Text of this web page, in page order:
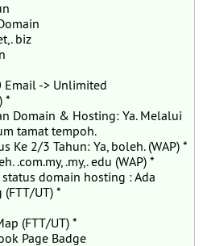
biz
Email -> Unlimited
*
Domain & Hosting: Ya. Melalui
tamat tempoh.
Ke 2/3 Tahun: Ya, boleh. (WAP) *
.com.my, .my,. edu (WAP) *
domain hosting : Ada
UT) *
(FTT/UT) *
Page Badge